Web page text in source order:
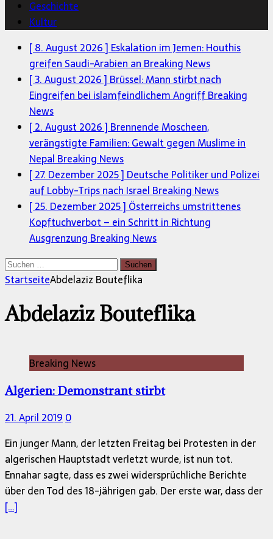
Geschichte
Kultur
[ 8. August 2026 ] Eskalation im Jemen: Houthis
greifen Saudi-Arabien an Breaking News
[ 3. August 2026 ] Brüssel: Mann stirbt nach
Eingreifen bei islamfeindlichem AngriffBreaking
News
[ 2. August 2026 ] Brennende Moscheen,
verängstigte Familien: Gewalt gegen Muslime in
Nepal Breaking News
[ 27. Dezember 2025 ] Deutsche Politiker und Polizei
auf Lobby-Trips nach Israel Breaking News
[ 25. Dezember 2025 ] Österreichs umstrittenes
Kopftuchverbot – ein Schritt in Richtung
Ausgrenzung Breaking News
Suchen
nach:
StartseiteAbdelaziz Bouteflika
Abdelaziz Bouteflika
Breaking News
Algerien: Demonstrant stirbt
21. April 2019 0
Ein junger Mann, der letzten Freitag bei Protesten in der
algerischen Hauptstadt verletzt wurde, ist nun tot.
Ennahar sagte, dass es zwei widersprüchliche Berichte
über den Tod des 18-jährigen gab. Der erste war, dass der
[…]